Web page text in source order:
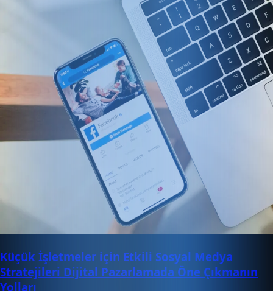
Küçük İşletmeler için Etkili Sosyal Medya
Stratejileri Dijital Pazarlamada Öne Çıkmanın
Yolları